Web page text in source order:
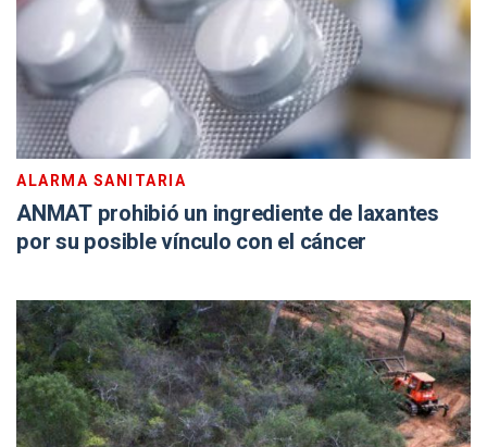
ALARMA SANITARIA
ANMAT prohibió un ingrediente de laxantes
por su posible vínculo con el cáncer